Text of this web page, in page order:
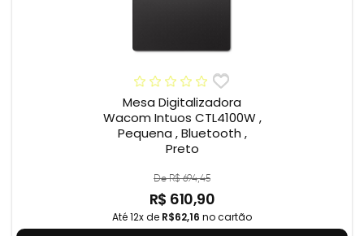
Mesa Digitalizadora
Wacom Intuos CTL4100W ,
Pequena , Bluetooth ,
Preto
De R$ 694,45
R$ 610,90
Até 12x de R$62,16 no cartão